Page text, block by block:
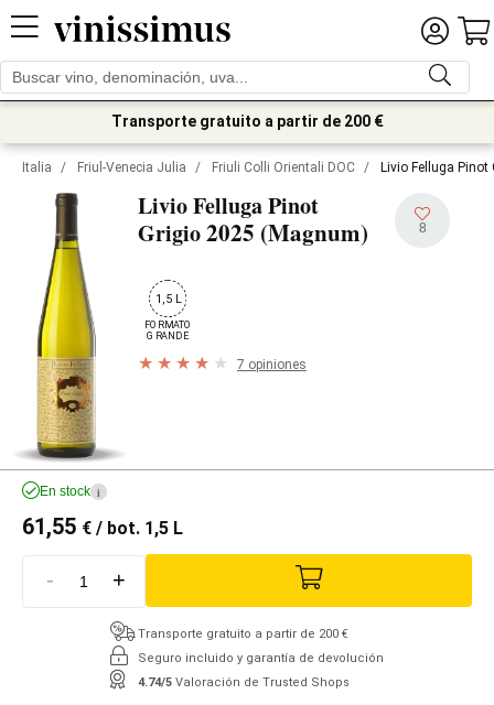
Transporte gratuito a partir de 200 €
Italia / Friul-Venecia Julia / Friuli Colli Orientali DOC / Livio Felluga
Livio Felluga Pinot
Grigio2025 (Magnum) 8
1,5 L
FORMATO
GRANDE
7 opiniones
En stock i
61,55 € / bot. 1,5 L
- +
Transporte gratuito a partir de 200 €
Seguro incluido y garantía de devolución
4.74/5 Valoración de Trusted Shops